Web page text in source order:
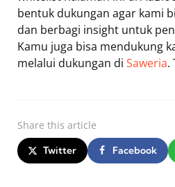
bentuk dukungan agar kami
dan berbagi insight untuk
Kamu juga bisa mendukung
melalui dukungan di Saweria.
Share this article
Twitter Facebook